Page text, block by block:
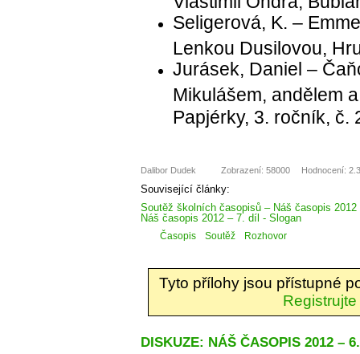
Seligerová, K. –
Lenkou Dusilovou,
Jurásek, Daniel –
Mikulášem, andělem
Papjérky, 3. ročník, č.
Dalibor Dudek Zobrazení: 58000 Hodnocení:
Související články:
Soutěž školních časopisů – Náš časopis 2012
Náš časopis 2012 – 7. díl - Slogan
Časopis Soutěž Rozhovor
Tyto přílohy jsou přístupné
DISKUZE: NÁŠ ČASOPIS 2012 –